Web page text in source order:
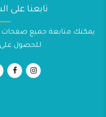
تابعنا على
يمكنك متابعة جميع صفحات
للحصول